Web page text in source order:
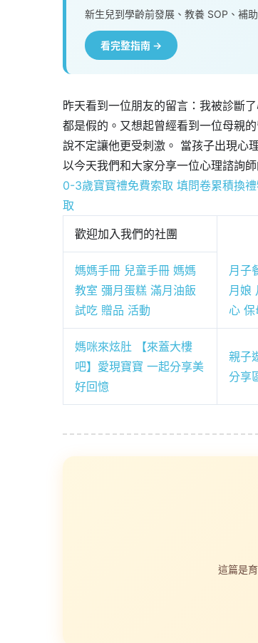
新生兒到學齡前發展、教養 SOP、補
看完整指南 →
昨天看到一位朋友的留言：我被診斷
都是假的。又想起曾經看到一位母親
說不定讓他更受刺激。 當孩子出現心
以今天我們和大家分享一位心理諮詢
0-3歲寶寶禮免費索取 填問卷累積換
取
歡迎加入我們的社團
媽媽手冊 兒童手冊 媽媽
教室 彌月蛋糕 滿月油飯
試吃 贈品 活動
月子
月娘
心
媽咪來炫肚 【來蓋大樓
吧】愛現寶寶 一起分享美
好回憶
親子
分享
這篇是